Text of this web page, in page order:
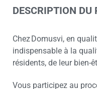
DESCRIPTION DU
Chez Domusvi, en
indispensable à la
résidents, de leur bien-
Vous participez au